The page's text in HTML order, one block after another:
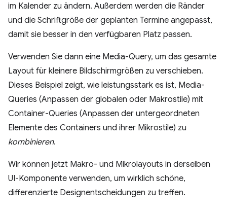
im Kalender zu ändern. Außerdem werden die Ränder
und die Schriftgröße der geplanten Termine angepasst,
damit sie besser in den verfügbaren Platz passen.
Verwenden Sie dann eine Media-Query, um das gesamte
Layout für kleinere Bildschirmgrößen zu verschieben.
Dieses Beispiel zeigt, wie leistungsstark es ist, Media-
Queries (Anpassen der globalen oder Makrostile) mit
Container-Queries (Anpassen der untergeordneten
Elemente des Containers und ihrer Mikrostile) zu
kombinieren.
Wir können jetzt Makro- und Mikrolayouts in derselben
UI-Komponente verwenden, um wirklich schöne,
differenzierte Designentscheidungen zu treffen.